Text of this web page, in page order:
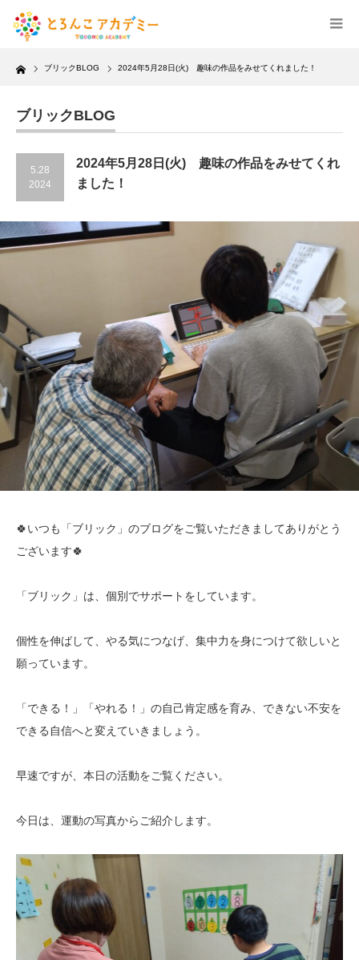
Home ブリックBLOG 2024年5月28日(火) 趣味の作品をみせてくれました！
ブリックBLOG
5.28
2024
2024年5月28日(火) 趣味の作品をみせてくれ
ました！
🍀いつも「ブリック」のブログをご覧いただきましてありがとう
ございます🍀
「ブリック」は、個別でサポートをしています。
個性を伸ばして、やる気につなげ、集中力を身につけて欲しいと
願っています。
「できる！」「やれる！」の自己肯定感を育み、できない不安を
できる自信へと変えていきましょう。
早速ですが、本日の活動をご覧ください。
今日は、運動の写真からご紹介します。